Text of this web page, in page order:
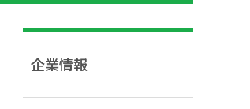
企業情報